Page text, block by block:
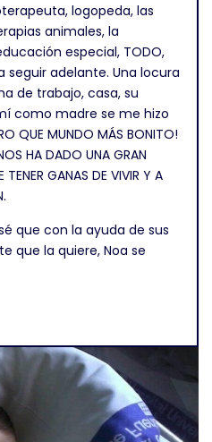
logopeda, las
animales, la
especial, TODO,
adelante. Una locura
de trabajo, casa, su
como madre se me hizo
QUE MUNDO MÁS BONITO!
HA DADO UNA GRAN
GANAS DE VIVIR Y A
que con la ayuda de sus
que la quiere, Noa se